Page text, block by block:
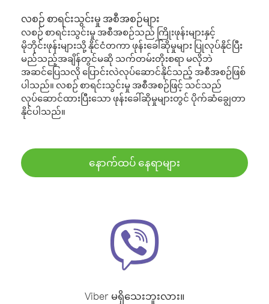
လစဉ် စာရင်းသွင်းမှု အစီအစဉ်များ
လစဉ် စာရင်းသွင်းမှု အစီအစဉ်သည် ကြိုးဖုန်းများနှင့်
မိုဘိုင်းဖုန်းများသို့ နိုင်ငံတကာ ဖုန်းခေါ်ဆိုမှုများ ပြုလုပ်နိုင်ပြီး
မည်သည့်အချိန်တွင်မဆို သက်တမ်းတိုးစရာ မလိုဘဲ
အဆင်ပြေသလို ပြောင်းလဲလုပ်ဆောင်နိုင်သည့် အစီအစဉ်ဖြစ်
ပါသည်။ လစဉ် စာရင်းသွင်းမှု အစီအစဉ်ဖြင့် သင်သည်
လုပ်ဆောင်ထားပြီးသော ဖုန်းခေါ်ဆိုမှုများတွင် ပိုက်ဆံချွေတာ
နိုင်ပါသည်။
နောက်ထပ် နေရာများ
Viber မရှိသေးဘူးလား။